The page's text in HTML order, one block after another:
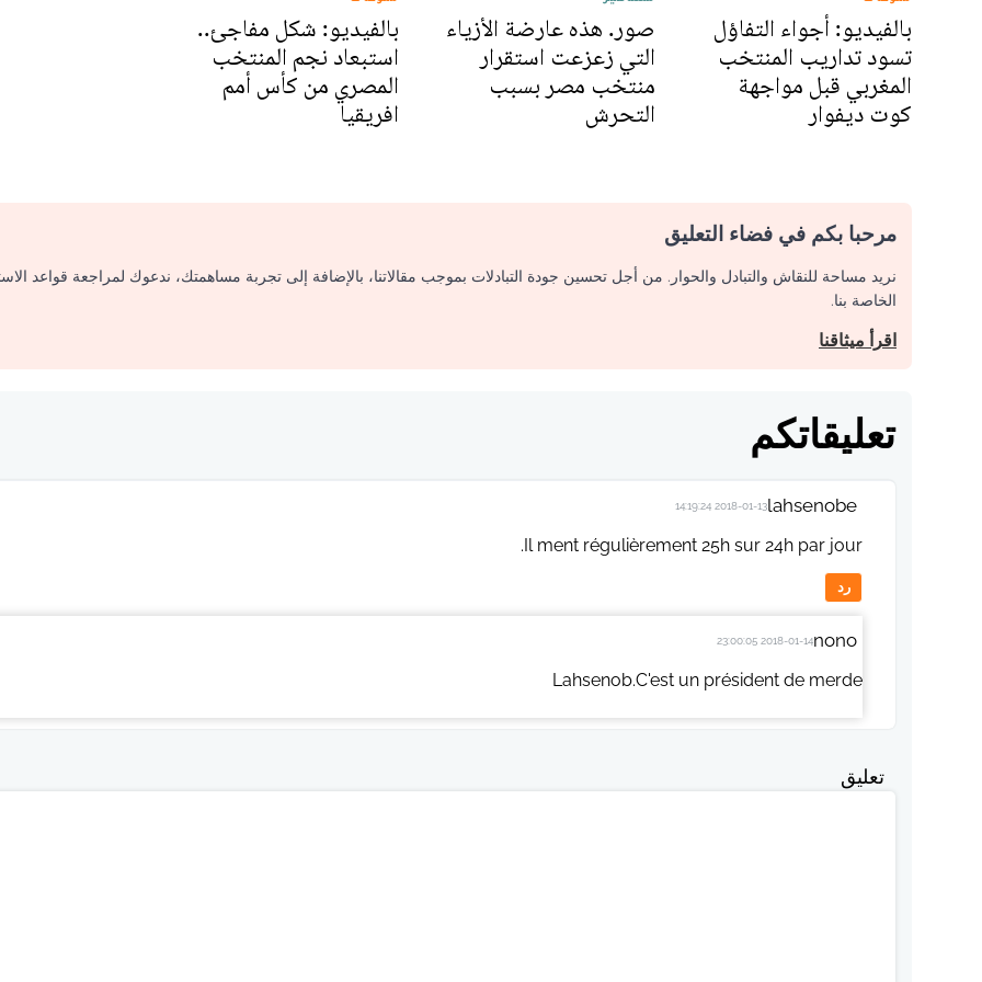
بالفيديو: أجواء التفاؤل
تسود تداريب المنتخب
المغربي قبل مواجهة
كوت ديفوار
صور. هذه عارضة الأزياء
التي زعزعت استقرار
منتخب مصر بسبب
التحرش
بالفيديو: شكل مفاجئ..
استبعاد نجم المنتخب
المصري من كأس أمم
افريقيا
مرحبا بكم في فضاء التعليق
نريد مساحة للنقاش والتبادل والحوار. من أجل تحسين جودة التبادلات بموجب مقالاتنا، بالإضافة إلى تجربة مساهمتك، ندعوك لمراجعة قواعد
الخاصة بنا.
اقرأ ميثاقنا
تعليقاتكم
lahsenobe
2018-01-13 14:19:24
Il ment régulièrement 25h sur 24h par jour.
رد
nono
2018-01-14 23:00:05
Lahsenob.C'est un président de merde
تعليق